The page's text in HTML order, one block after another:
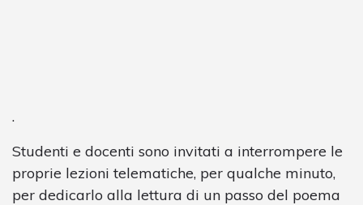
.
Studenti e docenti sono invitati a interrompere le
proprie lezioni telematiche, per qualche minuto,
per dedicarlo alla lettura di un passo del poema